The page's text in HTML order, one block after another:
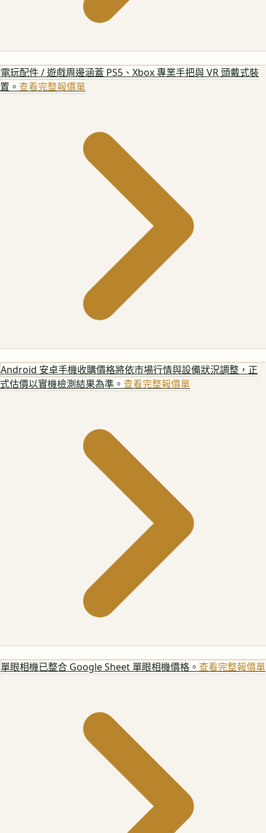
電玩配件 / 遊戲周邊涵蓋 PS5、Xbox 專業手把與 VR 頭戴式裝
置。 查看完整報價單
Android 安卓手機收購價格將依市場行情與設備狀況調整，正
式估價以實機檢測結果為準。 查看完整報價單
單眼相機已整合 Google Sheet 單眼相機價格。 查看完整報價單